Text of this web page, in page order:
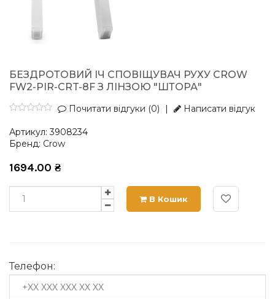
БЕЗДРОТОВИЙ ІЧ СПОВІЩУВАЧ РУХУ CROW
FW2-PIR-CRT-8F З ЛІНЗОЮ "ШТОРА"
Почитати відгуки (0) Написати відгук
Артикул: 3908234
Бренд: Crow
1694.00 ₴
В Кошик
Телефон: